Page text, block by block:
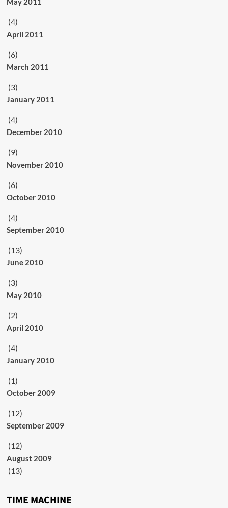
(4)
April 2011
(6)
March 2011
(3)
January 2011
(4)
December 2010
(9)
November 2010
(6)
October 2010
(4)
September 2010
(13)
June 2010
(3)
May 2010
(2)
April 2010
(4)
January 2010
(1)
October 2009
(12)
September 2009
(12)
August 2009
(13)
TIME MACHINE